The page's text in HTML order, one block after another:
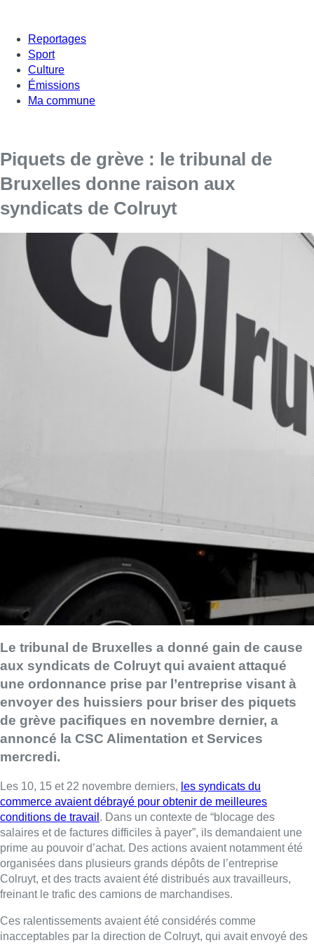
Reportages
Sport
Culture
Émissions
Ma commune
Piquets de grève : le tribunal de
Bruxelles donne raison aux
syndicats de Colruyt
Le tribunal de Bruxelles a donné gain de cause
aux syndicats de Colruyt qui avaient attaqué
une ordonnance prise par l’entreprise visant à
envoyer des huissiers pour briser des piquets
de grève pacifiques en novembre dernier, a
annoncé la CSC Alimentation et Services
mercredi.
Les 10, 15 et 22 novembre derniers, les syndicats du
commerce avaient débrayé pour obtenir de meilleures
conditions de travail . Dans un contexte de “blocage des
salaires et de factures difficiles à payer”, ils demandaient une
prime au pouvoir d’achat. Des actions avaient notamment été
organisées dans plusieurs grands dépôts de l’entreprise
Colruyt, et des tracts avaient été distribués aux travailleurs,
freinant le trafic des camions de marchandises.
Ces ralentissements avaient été considérés comme
inacceptables par la direction de Colruyt, qui avait envoyé des